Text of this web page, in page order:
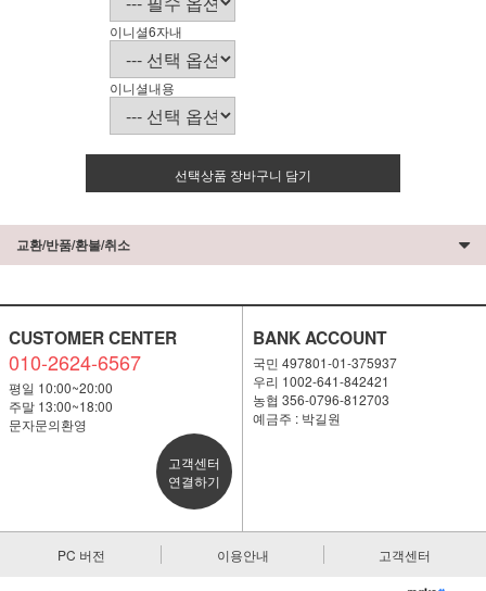
이니셜6자내
이니셜내용
선택상품 장바구니 담기
교환/반품/환불/취소
CUSTOMER CENTER
010-2624-6567
평일 10:00~20:00
주말 13:00~18:00
문자문의환영
고객센터
연결하기
BANK ACCOUNT
국민 497801-01-375937
우리 1002-641-842421
농협 356-0796-812703
예금주 : 박길원
PC 버전 이용안내 고객센터